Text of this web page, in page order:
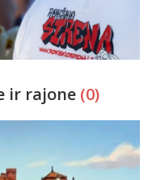
ir rajone (0)